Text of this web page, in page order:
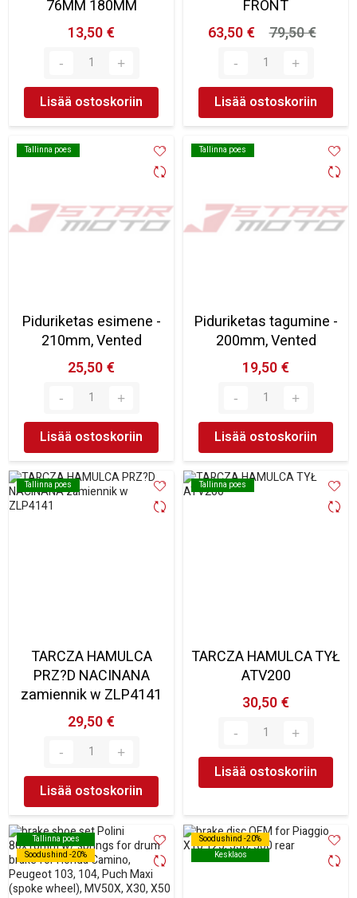
76MM 180MM
13,50 €
Lisää ostoskoriin
FRONT
63,50 €
79,50 €
Lisää ostoskoriin
Tallinna poes
Tallinna poes
Piduriketas esimene -
210mm, Vented
25,50 €
Lisää ostoskoriin
Tallinna poes
Tallinna poes
Piduriketas tagumine -
200mm, Vented
19,50 €
Lisää ostoskoriin
Tallinna poes
Tallinna poes
TARCZA HAMULCA
PRZ?D NACINANA
zamiennik w ZLP4141
29,50 €
Lisää ostoskoriin
Tallinna poes
Tallinna poes
TARCZA HAMULCA TYŁ
ATV200
30,50 €
Lisää ostoskoriin
Tallinna poes
Soodushind -20%
Tallinna poes
Soodushind -20%
Soodushind -20%
Kesklaos
Soodushind -20%
Kesklaos